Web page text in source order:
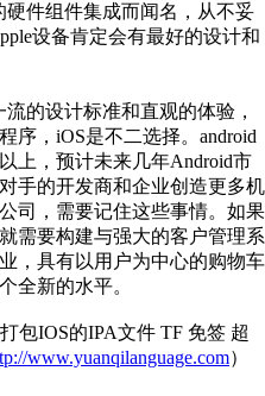
件组件集成而闻名，从不妥
设备肯定会有最好的设计和
的设计标准和直观的体验，
序，iOS是不二选择。android
上，预计未来几年Android市
手的开发商和企业创造更多机
司，需要记住这些事情。如果
需要构建与强大的客户管理系
，具有以用户为中心的购物车
全新的水平。
包IOS的IPA文件 TF 免签 超
www.yuanqilanguage.com）